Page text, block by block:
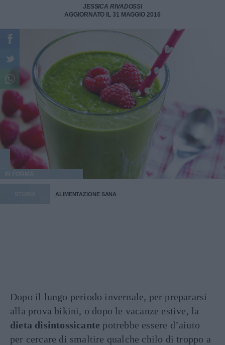
JESSICA RIVADOSSI
AGGIORNATO IL 31 MAGGIO 2016
ALIMENTAZIONE SANA
Dopo il lungo periodo invernale, per prepararsi
alla prova bikini, o dopo le vacanze estive, la
dieta disintossicante potrebbe essere d’aiuto
per cercare di smaltire qualche chilo di troppo a